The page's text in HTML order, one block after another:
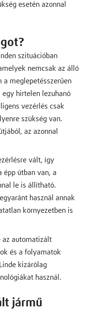
esetén azonnal
szituációban
nemcsak az álló
a meglepetésszerűen
hirtelen lezuhanó
vezérlés csak
szükség van.
az azonnal
vált, így
épp útban van, a
le is állítható.
használ annak
környezetben is
az automatizált
és a folyamatok
kizárólag
használ.
jármű